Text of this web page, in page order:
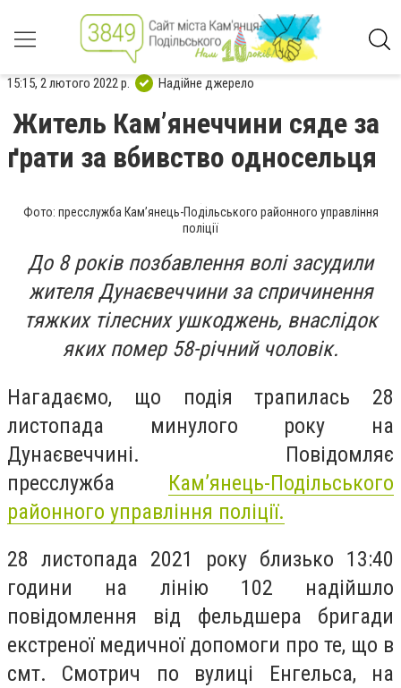
15:15, 2 лютого 2022 р. Надійне джерело
Житель Кам’янеччини сяде за
ґрати за вбивство односельця
Фото: пресслужба Кам’янець-Подільського районного управління
поліції
До 8 років позбавлення волі засудили
жителя Дунаєвеччини за спричинення
тяжких тілесних ушкоджень, внаслідок
яких помер 58-річний чоловік.
Нагадаємо, що подія трапилась 28
листопада минулого року на
Дунаєвеччині. Повідомляє
пресслужба Кам’янець-Подільського
районного управління поліції.
28 листопада 2021 року близько 13:40
години на лінію 102 надійшло
повідомлення від фельдшера бригади
екстреної медичної допомоги про те, що в
смт. Смотрич по вулиці Енгельса, на